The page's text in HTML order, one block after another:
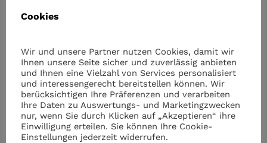
Lebensdauer.
Lieferumfang:
1 x C12 Ladeadapter Set Dual 2xUSB 2.4A Ladegerät mit
micro Usb Ladekabel
Cookies
Wir und unsere Partner nutzen Cookies, damit wir
Ihnen unsere Seite sicher und zuverlässig anbieten
und Ihnen eine Vielzahl von Services personalisiert
und interessengerecht bereitstellen können. Wir
berücksichtigen Ihre Präferenzen und verarbeiten
Ihre Daten zu Auswertungs- und Marketingzwecken
nur, wenn Sie durch Klicken auf „Akzeptieren“ ihre
Einwilligung erteilen. Sie können Ihre Cookie-
Einstellungen jederzeit widerrufen.